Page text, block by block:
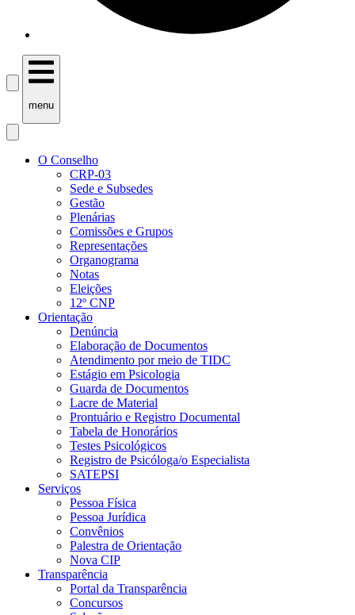
menu
O Conselho
CRP-03
Sede e Subsedes
Gestão
Plenárias
Comissões e Grupos
Representações
Organograma
Notas
Eleições
12º CNP
Orientação
Denúncia
Elaboração de Documentos
Atendimento por meio de TIDC
Estágio em Psicologia
Guarda de Documentos
Lacre de Material
Prontuário e Registro Documental
Tabela de Honorários
Testes Psicológicos
Registro de Psicóloga/o Especialista
SATEPSI
Serviços
Pessoa Física
Pessoa Jurídica
Convênios
Palestra de Orientação
Nova CIP
Transparência
Portal da Transparência
Concursos